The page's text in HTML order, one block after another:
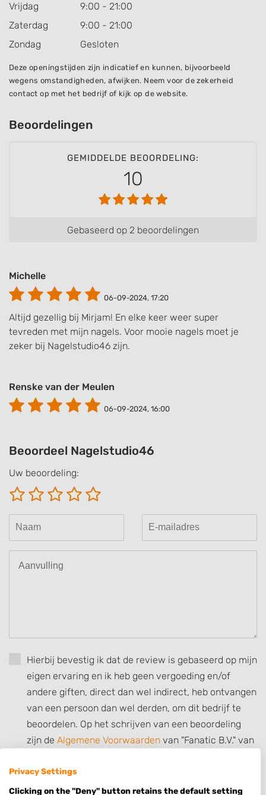
Vrijdag
9:00 - 21:00
Zaterdag
9:00 - 21:00
Zondag
Gesloten
Deze openingstijden zijn indicatief en kunnen, bijvoorbeeld
wegens omstandigheden, afwijken. Neem voor de zekerheid
contact op met het bedrijf of kijk op de website.
Beoordelingen
GEMIDDELDE BEOORDELING:
10
Gebaseerd op 2 beoordelingen
Michelle
06-09-2024, 17:20
Altijd gezellig bij Mirjam! En elke keer weer super
tevreden met mijn nagels. Voor mooie nagels moet je
zeker bij Nagelstudio46 zijn.
Renske van der Meulen
06-09-2024, 16:00
Beoordeel Nagelstudio46
Uw beoordeling:
Hierbij bevestig ik dat de review is gebaseerd op mijn
eigen ervaring en ik heb geen vergoeding en/of
andere giften, direct dan wel indirect, heb ontvangen
van een persoon dan wel derden, om dit bedrijf te
beoordelen. Op het schrijven van een beoordeling
zijn de Algemene Voorwaarden van "Fanatic B.V." van
Privacy Settings
Clicking on the "Deny" button retains the default setting